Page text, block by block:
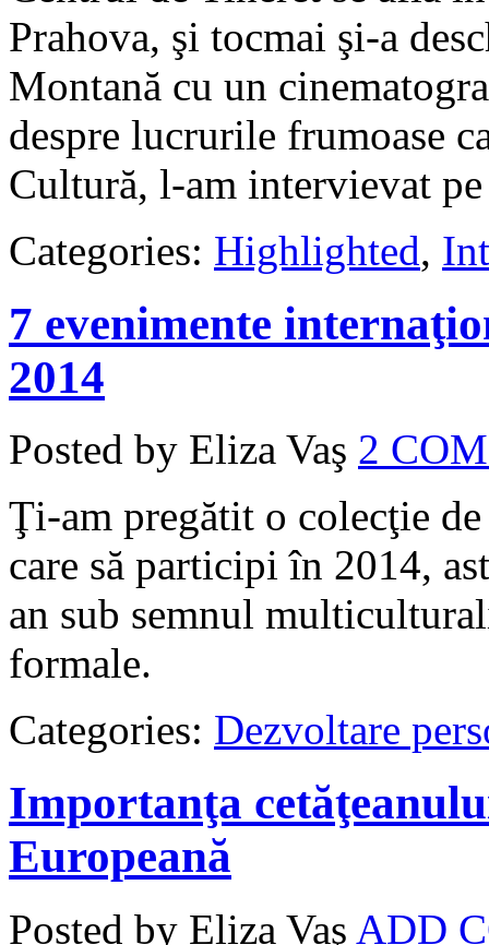
Prahova, şi tocmai şi-a
Montană cu un
despre lucrurile frumoase
Cultură, l-am intervievat
Categories: Highlighted,
7 evenimente
2014
Posted by Eliza Vaş 2
Ţi-am pregătit o colecţie
care să participi în 2014,
an sub semnul
formale.
Categories: Dezvoltare
Importanţa
Europeană
Posted by Eliza Vaş ADD